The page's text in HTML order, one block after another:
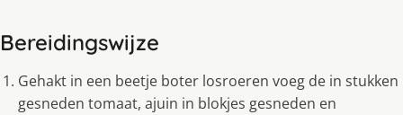
Bereidingswijze
Gehakt in een beetje boter losroeren voeg de in stukken
gesneden tomaat, ajuin in blokjes gesneden en